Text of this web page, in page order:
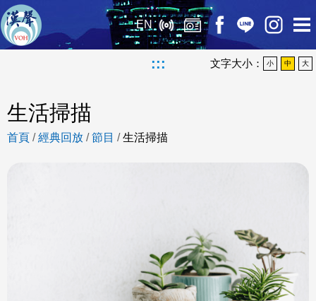
EN
::: 文字大小： 小 中 大
生活掃描
首頁 /經典回放 /節目 /生活掃描